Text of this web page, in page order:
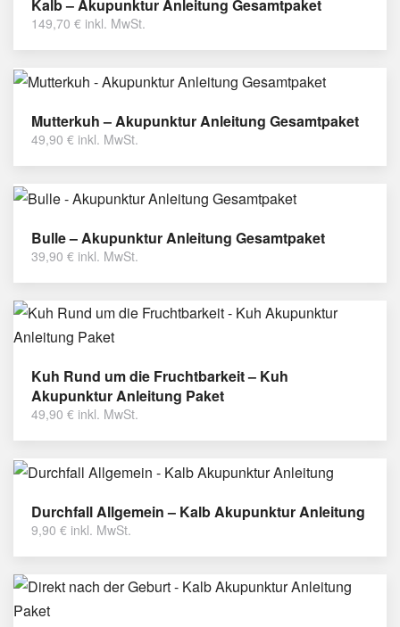
Kalb – Akupunktur Anleitung Gesamtpaket
149,70 € inkl. MwSt.
Mutterkuh – Akupunktur Anleitung Gesamtpaket
49,90 € inkl. MwSt.
Bulle – Akupunktur Anleitung Gesamtpaket
39,90 € inkl. MwSt.
Kuh Rund um die Fruchtbarkeit – Kuh
Akupunktur Anleitung Paket
49,90 € inkl. MwSt.
Durchfall Allgemein – Kalb Akupunktur Anleitung
9,90 € inkl. MwSt.